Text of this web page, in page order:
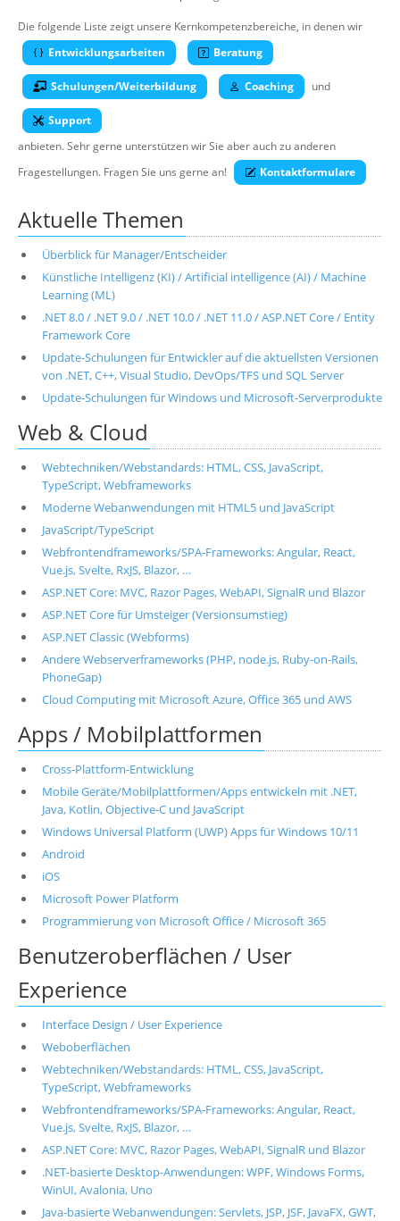
Suche
Die folgende Liste zeigt unsere Kernkompetenzbereiche, in denen wir
Entwicklungsarbeiten
Beratung
Schulungen/Weiterbildung Coaching und
Support
anbieten. Sehr gerne unterstützen wir Sie aber auch zu anderen
Fragestellungen. Fragen Sie uns gerne an!
Kontaktformulare
Aktuelle Themen
Überblick für Manager/Entscheider
Künstliche Intelligenz (KI) / Artificial intelligence (AI) / Machine
Learning (ML)
.NET 8.0 / .NET 9.0 / .NET 10.0 / .NET 11.0 / ASP.NET Core / Entity
Framework Core
Update-Schulungen für Entwickler auf die aktuellsten Versionen
von .NET, C++, Visual Studio, DevOps/TFS und SQL Server
Update-Schulungen für Windows und Microsoft-Serverprodukte
Web & Cloud
Webtechniken/Webstandards: HTML, CSS, JavaScript,
TypeScript, Webframeworks
Moderne Webanwendungen mit HTML5 und JavaScript
JavaScript/TypeScript
Webfrontendframeworks/SPA-Frameworks: Angular, React,
Vue.js, Svelte, RxJS, Blazor, …
ASP.NET Core: MVC, Razor Pages, WebAPI, SignalR und Blazor
ASP.NET Core für Umsteiger (Versionsumstieg)
ASP.NET Classic (Webforms)
Andere Webserverframeworks (PHP, node.js, Ruby-on-Rails,
PhoneGap)
Cloud Computing mit Microsoft Azure, Office 365 und AWS
Apps / Mobilplattformen
Cross-Plattform-Entwicklung
Mobile Geräte/Mobilplattformen/Apps entwickeln mit .NET,
Java, Kotlin, Objective-C und JavaScript
Windows Universal Platform (UWP) Apps für Windows 10/11
Android
iOS
Microsoft Power Platform
Programmierung von Microsoft Office / Microsoft 365
Benutzeroberflächen / User
Experience
Interface Design / User Experience
Weboberflächen
Webtechniken/Webstandards: HTML, CSS, JavaScript,
TypeScript, Webframeworks
Webfrontendframeworks/SPA-Frameworks: Angular, React,
Vue.js, Svelte, RxJS, Blazor, …
ASP.NET Core: MVC, Razor Pages, WebAPI, SignalR und Blazor
.NET-basierte Desktop-Anwendungen: WPF, Windows Forms,
WinUI, Avalonia, Uno
Java-basierte Webanwendungen: Servlets, JSP, JSF, JavaFX, GWT,